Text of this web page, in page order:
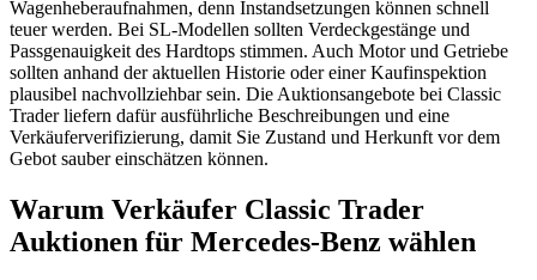
Wagenheberaufnahmen, denn Instandsetzungen können schnell
teuer werden. Bei SL-Modellen sollten Verdeckgestänge und
Passgenauigkeit des Hardtops stimmen. Auch Motor und Getriebe
sollten anhand der aktuellen Historie oder einer Kaufinspektion
plausibel nachvollziehbar sein. Die Auktionsangebote bei Classic
Trader liefern dafür ausführliche Beschreibungen und eine
Verkäuferverifizierung, damit Sie Zustand und Herkunft vor dem
Gebot sauber einschätzen können.
Warum Verkäufer Classic Trader
Auktionen für Mercedes-Benz wählen